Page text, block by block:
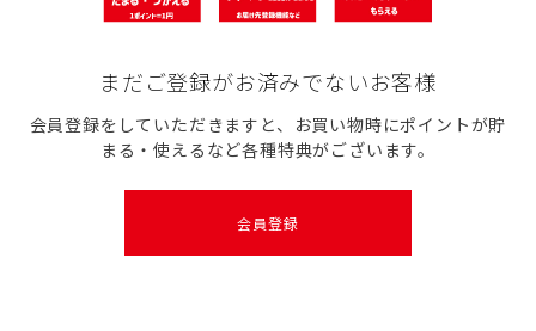
まだご登録がお済みでないお客様
会員登録をしていただきますと、お買い物時にポイントが貯
まる・使えるなど各種特典がございます。
会員登録